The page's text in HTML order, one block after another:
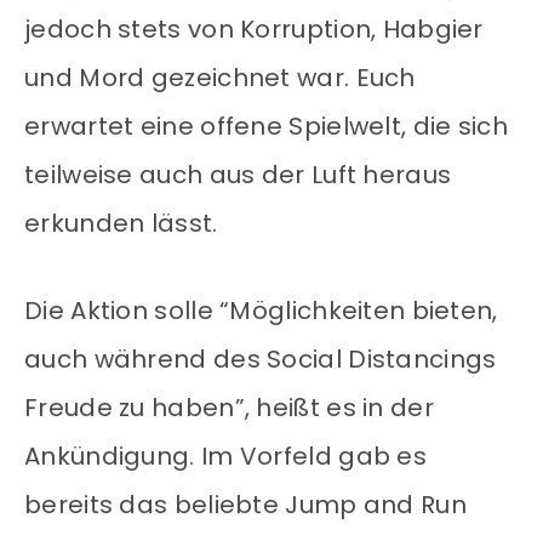
jedoch stets von Korruption, Habgier
und Mord gezeichnet war. Euch
erwartet eine offene Spielwelt, die sich
teilweise auch aus der Luft heraus
erkunden lässt.
Die Aktion solle “Möglichkeiten bieten,
auch während des Social Distancings
Freude zu haben”, heißt es in der
Ankündigung. Im Vorfeld gab es
bereits das beliebte Jump and Run